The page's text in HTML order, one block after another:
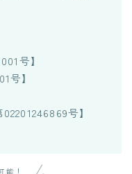
号】
号】
号】
能！